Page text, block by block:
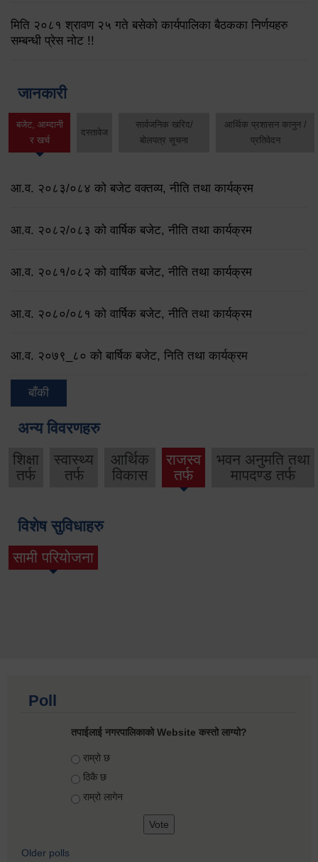
मिति २०८१ श्रावण २५ गते बसेको कार्यपालिका बैठकका निर्णयहरु
सम्बन्धी प्रेस नोट !!
जानकारी
बजेट, आम्दानी
र खर्च
दस्तावेज
सार्वजनिक खरिद/
बोलपत्र सूचना
आर्थिक प्रशासन कानुन /
प्रतिवेदन
आ.व. २०८३/०८४ को बजेट वक्तव्य, नीति तथा कार्यक्रम
आ.व. २०८२/०८३ को वार्षिक बजेट, नीति तथा कार्यक्रम
आ.व. २०८१/०८२ को वार्षिक बजेट, नीति तथा कार्यक्रम
आ.व. २०८०/०८१ को वार्षिक बजेट, नीति तथा कार्यक्रम
आ.व. २०७९‌_८० को बार्षिक बजेट, निति तथा कार्यक्रम
बाँकी
अन्य विवरणहरु
शिक्षा
तर्फ
स्वास्थ्य
तर्फ
आर्थिक
विकास
राजस्व
तर्फ
भवन अनुमति तथा
मापदण्ड तर्फ
विशेष सुविधाहरु
सामी परियोजना
(active tab)
Poll
तपाईलाई नगरपालिकाको Website कस्तो लाग्यो?
Choices
राम्रो छ
ठिकै छ
राम्रो लागेन
Older polls